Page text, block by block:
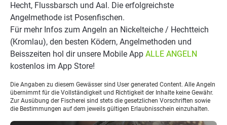
Hecht, Flussbarsch und Aal. Die erfolgreichste
Angelmethode ist Posenfischen.
Für mehr Infos zum Angeln an Nickelteiche / Hechtteich
(Kromlau), den besten Ködern, Angelmethoden und
Beisszeiten hol dir unsere Mobile App ALLE ANGELN
kostenlos im App Store!
Die Angaben zu diesem Gewässer sind User generated Content. Alle Angeln
übernimmt für die Vollständigkeit und Richtigkeit der Inhalte keine Gewähr.
Zur Ausübung der Fischerei sind stets die gesetzlichen Vorschriften sowie
die Bestimmungen auf dem jeweils gültigen Erlaubnisschein einzuhalten.